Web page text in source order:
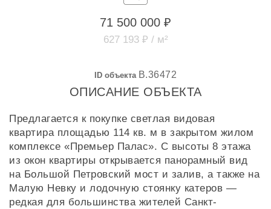
71 500 000 ₽
627 193 ₽ / м²
ID объекта B.36472
ОПИСАНИЕ ОБЪЕКТА
Предлагается к покупке светлая видовая
квартира площадью 114 кв. м в закрытом жилом
комплексе «Премьер Палас». С высоты 8 этажа
из окон квартиры открывается панорамный вид
на Большой Петровский мост и залив, а также на
Малую Невку и лодочную стоянку катеров —
редкая для большинства жителей Санкт-